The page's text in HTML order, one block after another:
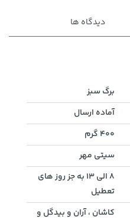
141,000 تومان
165,900
دیدگاه ها
برگ سبز
آماده ارسال
400 گرم
سیتی مهر
8 الی 13 به جز روز های
تعطیل
کاشان ، آران و بیدگل و